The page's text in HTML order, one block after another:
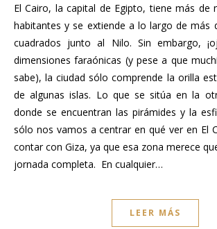
El Cairo, la capital de Egipto, tiene más de nueve millones de
habitantes y se extiende a lo largo de más
cuadrados junto al Nilo. Sin embargo,
dimensiones faraónicas (y pese a que
sabe), la ciudad sólo comprende la orilla
de algunas islas. Lo que se sitúa en la
donde se encuentran las pirámides y la
sólo nos vamos a centrar en qué ver en El
contar con Giza, ya que esa zona merece
jornada completa. En cualquier…
LEER MÁS